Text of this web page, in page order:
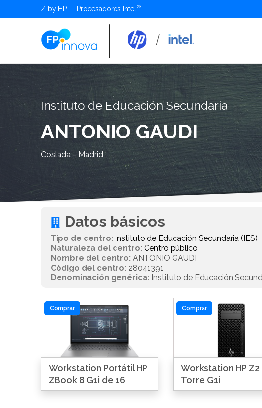
Z by HP Procesadores Intel
Instituto de Educación Secundaria
ANTONIO GAUDI
Coslada - Madrid
Datos básicos
Tipo de centro: Instituto de Educación Secundaria (IES)
Naturaleza del centro: Centro público
Nombre del centro: ANTONIO GAUDI
Código del centro: 28041391
Denominación genérica: Instituto de Educación
Comprar
Workstation Portátil HP
ZBook 8 G1i de 16
Comprar
Workstation HP Z2
Torre G1i